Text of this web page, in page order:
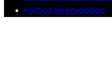
Política de privacidad